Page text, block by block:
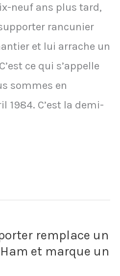
neuf ans plus tard,
rancunier
et lui arrache un
ce qui s’appelle
sommes en
1984. C’est la demi-
remplace un
et marque un